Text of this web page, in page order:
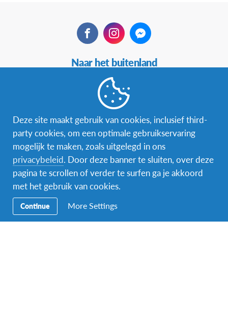
FacebookInstagramMessenger
Navigatie
Naar het buitenland
Word gastgezin
Vrijwilliger bij AFS
Ons educatieve aanbod
Aanmelden bij AFS
Contact
Deze site maakt gebruik van cookies, inclusief third-
party cookies, om een optimale gebruikservaring
mogelijk te maken, zoals uitgelegd in ons
privacybeleid. Door deze banner te sluiten, over deze
pagina te scrollen of verder te surfen ga je akkoord
met het gebruik van cookies.
Continue More Settings